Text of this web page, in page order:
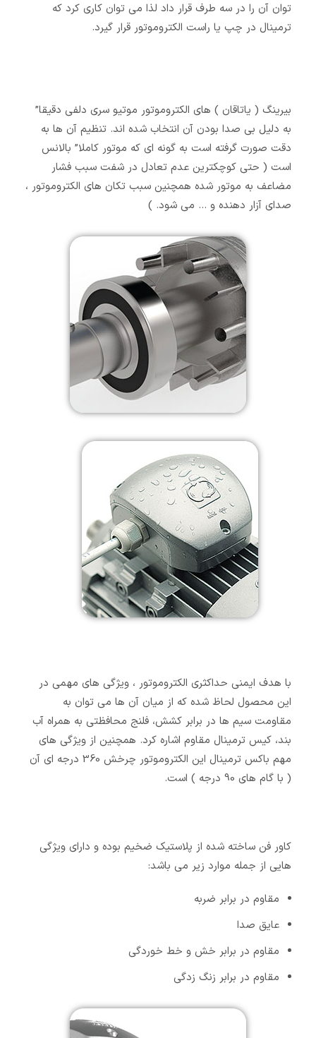
توان آن را در سه طرف قرار داد لذا می توان کاری کرد که
ترمینال در چپ یا راست الکتروموتور قرار گیرد.
بیرینگ ( یاتاقان ) های الکتروموتور موتیو سری دلفی دقیقا”
به دلیل بی صدا بودن آن انتخاب شده اند. تنظیم آن ها به
دقت صورت گرفته است به گونه ای که موتور کاملا” بالانس
است ( حتی کوچکترین عدم تعادل در شفت سبب فشار
مضاعف به موتور شده همچنین سبب تکان های الکتروموتور ،
صدای آزار دهنده و … می شود. )
با هدف ایمنی حداکثری الکتروموتور ، ویژگی های مهمی در
این محصول لحاظ شده که از میان آن ها می توان به
مقاومت سیم ها در برابر کشش، فلنج محافظتی به همراه آب
بند، کیس ترمینال مقاوم اشاره کرد. همچنین از ویژگی های
مهم باکس ترمینال این الکتروموتور چرخش 360 درجه ای آن
( با گام های 90 درجه ) است.
کاور فن ساخته شده از پلاستیک ضخیم بوده و دارای ویژگی
هایی از جمله موارد زیر می باشد:
مقاوم در برابر ضربه
عایق صدا
مقاوم در برابر خش و خط خوردگی
مقاوم در برابر زنگ زدگی